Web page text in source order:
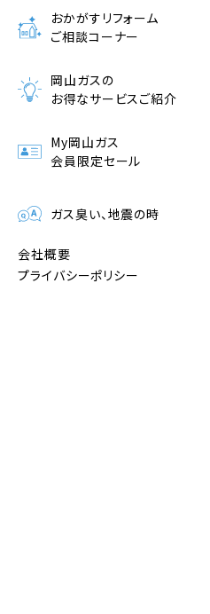
おかがすリフォーム
ご相談コーナー
岡山ガスの
お得なサービスご紹介
My岡山ガス
会員限定セール
ガス臭い、地震の時
会社概要
プライバシーポリシー